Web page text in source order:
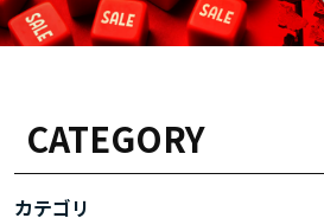
CATEGORY
カテゴリ